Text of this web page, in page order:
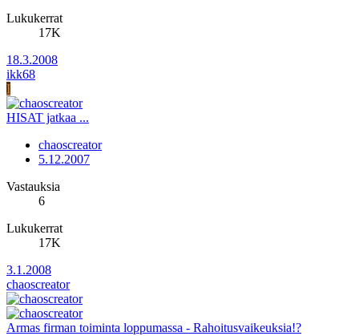
Lukukerrat
17K
18.3.2008
ikk68
I
HISAT jatkaa ...
chaoscreator
5.12.2007
Vastauksia
6
Lukukerrat
17K
3.1.2008
chaoscreator
Armas firman toiminta loppumassa - Rahoitusvaikeuksia!?